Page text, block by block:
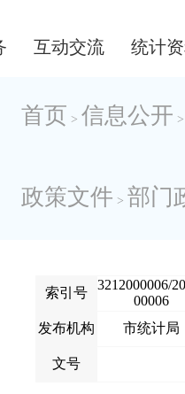
互动交流 统计
首页 > 信息公开 >
政策文件 > 部门
索引号
3212000006/
00006
发布机构 市统计局
文号